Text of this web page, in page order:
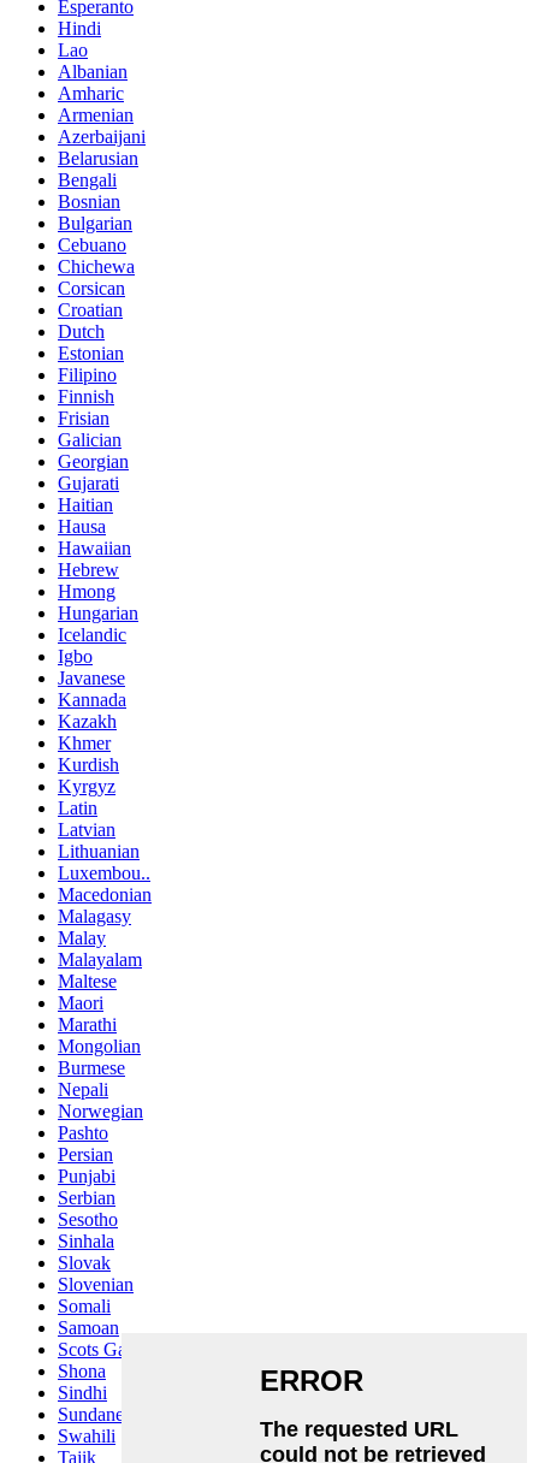
Esperanto
Hindi
Lao
Albanian
Amharic
Armenian
Azerbaijani
Belarusian
Bengali
Bosnian
Bulgarian
Cebuano
Chichewa
Corsican
Croatian
Dutch
Estonian
Filipino
Finnish
Frisian
Galician
Georgian
Gujarati
Haitian
Hausa
Hawaiian
Hebrew
Hmong
Hungarian
Icelandic
Igbo
Javanese
Kannada
Kazakh
Khmer
Kurdish
Kyrgyz
Latin
Latvian
Lithuanian
Luxembou..
Macedonian
Malagasy
Malay
Malayalam
Maltese
Maori
Marathi
Mongolian
Burmese
Nepali
Norwegian
Pashto
Persian
Punjabi
Serbian
Sesotho
Sinhala
Slovak
Slovenian
Somali
Samoan
Scots Gaelic
Shona
Sindhi
Sundanese
Swahili
Tajik